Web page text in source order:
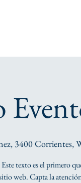
3400 Corrientes,
texto es el primero
web. Capta la